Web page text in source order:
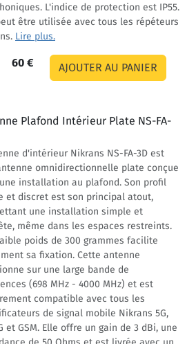
L'indice de protection est IP55.
être utilisée avec tous les répéteurs
Lire plus.
60 €
Plafond Intérieur Plate NS-FA-
d'intérieur Nikrans NS-FA-3D est
omnidirectionnelle plate conçue
installation au plafond. Son profil
et discret est son principal atout,
une installation simple et
même dans les espaces restreints.
poids de 300 grammes facilite
sa fixation. Cette antenne
sur une large bande de
(698 MHz - 4000 MHz) et est
compatible avec tous les
de signal mobile Nikrans 5G,
et GSM. Elle offre un gain de 3 dBi, une